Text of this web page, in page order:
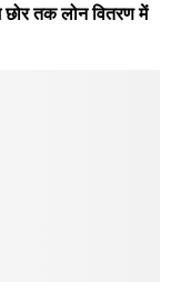
तक लोन वितरण में